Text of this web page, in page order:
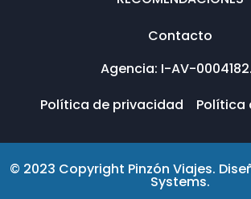
Contacto
Agencia: I-AV-
Política de privacidad
Política
© 2023 Copyright Pinzón Viajes.
Systems.